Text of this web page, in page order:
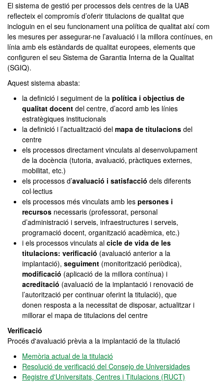
El sistema de gestió per processos dels centres de la UAB
reflecteix el compromís d’oferir titulacions de qualitat que
incloguin en el seu funcionament una política de qualitat així com
les mesures per assegurar-ne l’avaluació i la millora contínues, en
línia amb els estàndards de qualitat europees, elements que
configuren el seu Sistema de Garantia Interna de la Qualitat
(SGIQ).
Aquest sistema abasta:
la definició i seguiment de la política i objectius de
qualitat docent del centre, d’acord amb les línies
estratègiques institucionals
la definició i l’actualització del mapa de titulacions del
centre
els processos directament vinculats al desenvolupament
de la docència (tutoria, avaluació, pràctiques externes,
mobilitat, etc.)
els processos d’avaluació i satisfacció dels diferents
col·lectius
els processos més vinculats amb les persones i
recursos necessaris (professorat, personal
d’administració i serveis, infraestructures i serveis,
programació docent, organització acadèmica, etc.)
i els processos vinculats al cicle de vida de les
titulacions: verificació (avaluació anterior a la
implantació), seguiment (monitorització periòdica),
modificació (aplicació de la millora contínua) i
acreditació (avaluació de la implantació i renovació de
l’autorització per continuar oferint la titulació), que
donen resposta a la necessitat de disposar, actualitzar i
millorar el mapa de titulacions del centre
Verificació
Procés d'avaluació prèvia a la implantació de la titulació
Memòria actual de la titulació
Resolució de verificació del Consejo de Universidades
Registre d'Universitats, Centres i Titulacions (RUCT)